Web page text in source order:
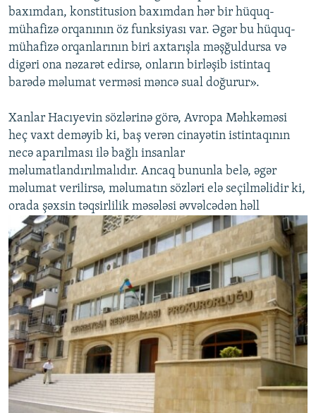
baxımdan, konstitusion baxımdan hər bir hüquq-
mühafizə orqanının öz funksiyası var. Əgər bu hüquq-
mühafizə orqanlarının biri axtarışla məşğuldursa və
digəri ona nəzarət edirsə, onların birləşib istintaq
barədə məlumat verməsi məncə sual doğurur».
Xanlar Hacıyevin sözlərinə görə, Avropa Məhkəməsi
heç vaxt deməyib ki, baş verən cinayətin istintaqının
necə aparılması ilə bağlı insanlar
məlumatlandırılmalıdır. Ancaq bununla belə, əgər
məlumat verilirsə, məlumatın sözləri elə seçilməlidir ki,
orada şəxsin təqsirlilik məsələsi əvvəlcədən həll